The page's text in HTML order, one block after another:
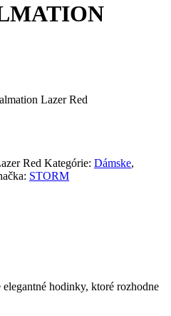
Lazer Red
Red Kategórie: Dámske,
STORM
hodinky, ktoré rozhodne